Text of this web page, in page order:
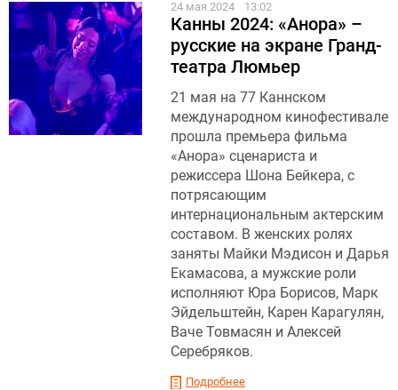
24 мая 2024 13:02
Канны 2024: «Анора» –
русские на экране Гранд-
театра Люмьер
21 мая на 77 Каннском
международном кинофестивале
прошла премьера фильма
«Анора» сценариста и
режиссера Шона Бейкера, с
потрясающим
интернациональным актерским
составом. В женских ролях
заняты Майки Мэдисон и Дарья
Екамасова, а мужские роли
исполняют Юра Борисов, Марк
Эйдельштейн, Карен Карагулян,
Ваче Товмасян и Алексей
Серебряков.
Подробнее